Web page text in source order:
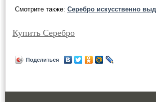
Смотрите также: Серебро искусственно
Купить Серебро
Поделиться